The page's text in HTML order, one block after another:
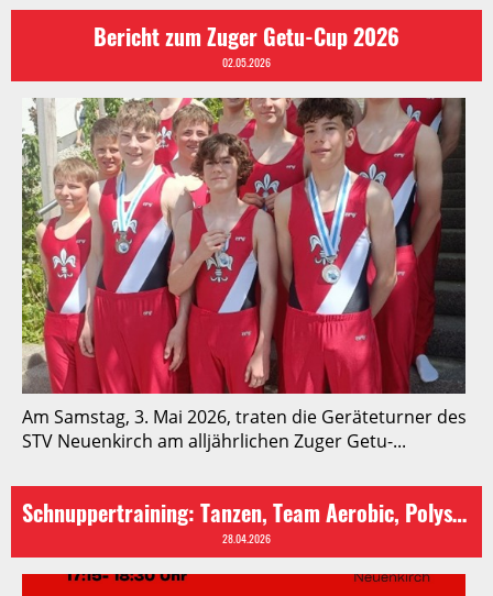
Bericht zum Zuger Getu-Cup 2026
02.05.2026
Am Samstag, 3. Mai 2026, traten die Geräteturner des
STV Neuenkirch am alljährlichen Zuger Getu-...
Schnuppertraining: Tanzen, Team Aerobic, Polysport, Geräte- und Kunstturnen
28.04.2026